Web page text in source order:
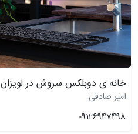
خانه ی دوبلکس سروش در لویزان
امیر صادقی
09126947498